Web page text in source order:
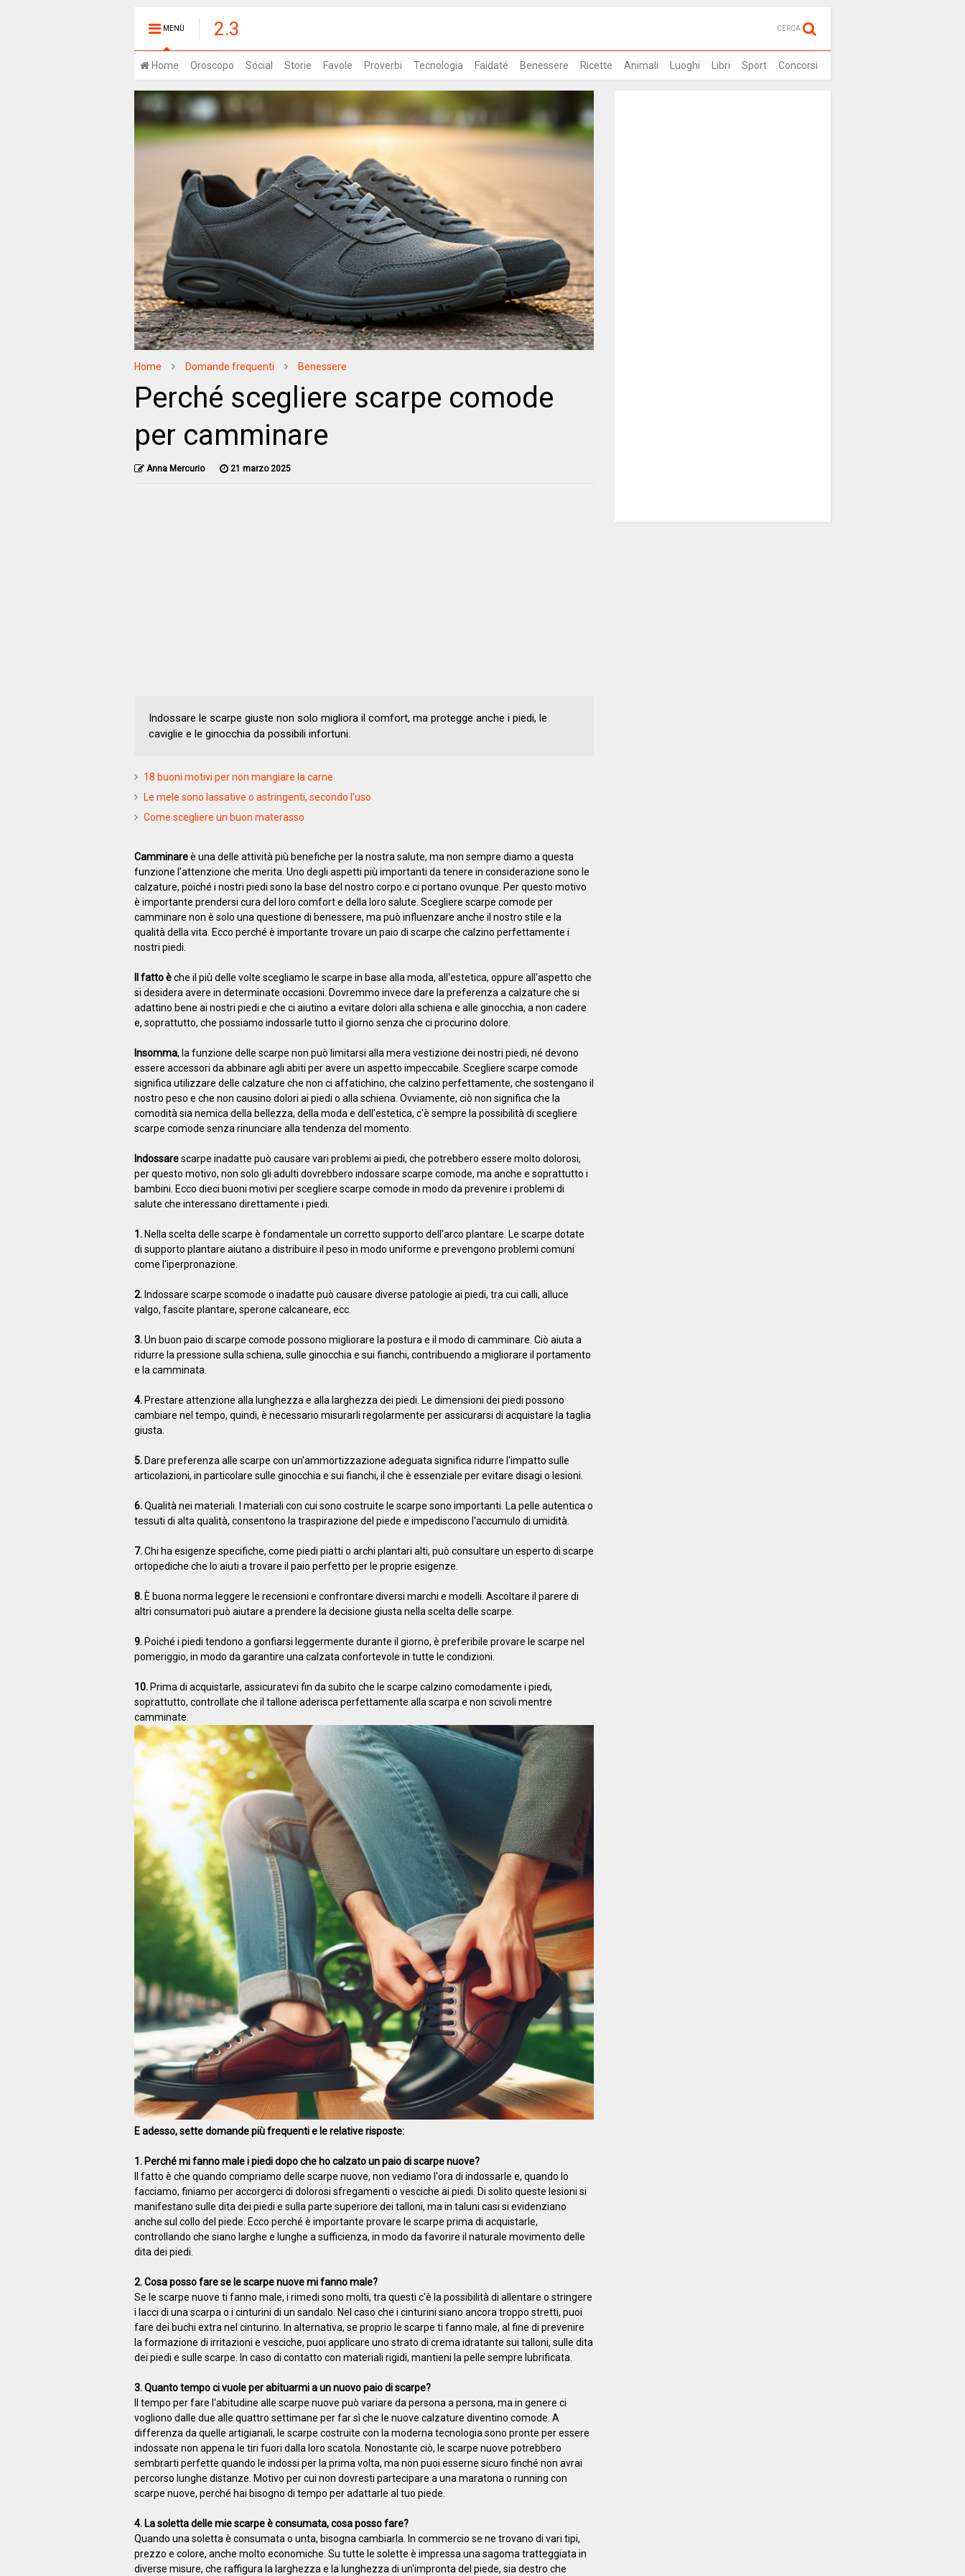
MENÙ 2.3 CERCA
Home Oroscopo Social Storie Favole Proverbi Tecnologia Faidaté Benessere Ricette Animali Luoghi Libri Sport Concorsi
Home Domande frequenti Benessere
Perché scegliere scarpe comode
per camminare
Anna Mercurio 21 marzo 2025
Indossare le scarpe giuste non solo migliora il comfort, ma protegge anche i piedi, le
caviglie e le ginocchia da possibili infortuni.
18 buoni motivi per non mangiare la carne
Le mele sono lassative o astringenti, secondo l'uso
Come scegliere un buon materasso
Camminareè una delle attività più benefiche per la nostra salute, ma non sempre diamo a questa
funzione l'attenzione che merita. Uno degli aspetti più importanti da tenere in considerazione sono le
calzature, poiché i nostri piedi sono la base del nostro corpo e ci portano ovunque. Per questo motivo
è importante prendersi cura del loro comfort e della loro salute. Scegliere scarpe comode per
camminare non è solo una questione di benessere, ma può influenzare anche il nostro stile e la
qualità della vita. Ecco perché è importante trovare un paio di scarpe che calzino perfettamente i
nostri piedi.
Il fatto èche il più delle volte scegliamo le scarpe in base alla moda, all'estetica, oppure all'aspetto che
si desidera avere in determinate occasioni. Dovremmo invece dare la preferenza a calzature che si
adattino bene ai nostri piedi e che ci aiutino a evitare dolori alla schiena e alle ginocchia, a non cadere
e, soprattutto, che possiamo indossarle tutto il giorno senza che ci procurino dolore.
Insomma, la funzione delle scarpe non può limitarsi alla mera vestizione dei nostri piedi, né devono
essere accessori da abbinare agli abiti per avere un aspetto impeccabile. Scegliere scarpe comode
significa utilizzare delle calzature che non ci affatichino, che calzino perfettamente, che sostengano il
nostro peso e che non causino dolori ai piedi o alla schiena. Ovviamente, ciò non significa che la
comodità sia nemica della bellezza, della moda e dell'estetica, c'è sempre la possibilità di scegliere
scarpe comode senza rinunciare alla tendenza del momento.
Indossarescarpe inadatte può causare vari problemi ai piedi, che potrebbero essere molto dolorosi,
per questo motivo, non solo gli adulti dovrebbero indossare scarpe comode, ma anche e soprattutto i
bambini. Ecco dieci buoni motivi per scegliere scarpe comode in modo da prevenire i problemi di
salute che interessano direttamente i piedi.
1.Nella scelta delle scarpe è fondamentale un corretto supporto dell'arco plantare. Le scarpe dotate
di supporto plantare aiutano a distribuire il peso in modo uniforme e prevengono problemi comuni
come l'iperpronazione.
2.Indossare scarpe scomode o inadatte può causare diverse patologie ai piedi, tra cui calli, alluce
valgo, fascite plantare, sperone calcaneare, ecc.
3.Un buon paio di scarpe comode possono migliorare la postura e il modo di camminare. Ciò aiuta a
ridurre la pressione sulla schiena, sulle ginocchia e sui fianchi, contribuendo a migliorare il portamento
e la camminata.
4.Prestare attenzione alla lunghezza e alla larghezza dei piedi. Le dimensioni dei piedi possono
cambiare nel tempo, quindi, è necessario misurarli regolarmente per assicurarsi di acquistare la taglia
giusta.
5.Dare preferenza alle scarpe con un'ammortizzazione adeguata significa ridurre l'impatto sulle
articolazioni, in particolare sulle ginocchia e sui fianchi, il che è essenziale per evitare disagi o lesioni.
6.Qualità nei materiali. I materiali con cui sono costruite le scarpe sono importanti. La pelle autentica o
tessuti di alta qualità, consentono la traspirazione del piede e impediscono l'accumulo di umidità.
7.Chi ha esigenze specifiche, come piedi piatti o archi plantari alti, può consultare un esperto di scarpe
ortopediche che lo aiuti a trovare il paio perfetto per le proprie esigenze.
8.È buona norma leggere le recensioni e confrontare diversi marchi e modelli. Ascoltare il parere di
altri consumatori può aiutare a prendere la decisione giusta nella scelta delle scarpe.
9.Poiché i piedi tendono a gonfiarsi leggermente durante il giorno, è preferibile provare le scarpe nel
pomeriggio, in modo da garantire una calzata confortevole in tutte le condizioni.
10.Prima di acquistarle, assicuratevi fin da subito che le scarpe calzino comodamente i piedi,
soprattutto, controllate che il tallone aderisca perfettamente alla scarpa e non scivoli mentre
camminate.
E adesso, sette domande più frequenti e le relative risposte:
1. Perché mi fanno male i piedi dopo che ho calzato un paio di scarpe nuove?
Il fatto è che quando compriamo delle scarpe nuove, non vediamo l'ora di indossarle e, quando lo
facciamo, finiamo per accorgerci di dolorosi sfregamenti o vesciche ai piedi. Di solito queste lesioni si
manifestano sulle dita dei piedi e sulla parte superiore dei talloni, ma in taluni casi si evidenziano
anche sul collo del piede. Ecco perché è importante provare le scarpe prima di acquistarle,
controllando che siano larghe e lunghe a sufficienza, in modo da favorire il naturale movimento delle
dita dei piedi.
2. Cosa posso fare se le scarpe nuove mi fanno male?
Se le scarpe nuove ti fanno male, i rimedi sono molti, tra questi c'è la possibilità di allentare o stringere
i lacci di una scarpa o i cinturini di un sandalo. Nel caso che i cinturini siano ancora troppo stretti, puoi
fare dei buchi extra nel cinturino. In alternativa, se proprio le scarpe ti fanno male, al fine di prevenire
la formazione di irritazioni e vesciche, puoi applicare uno strato di crema idratante sui talloni, sulle dita
dei piedi e sulle scarpe. In caso di contatto con materiali rigidi, mantieni la pelle sempre lubrificata.
3. Quanto tempo ci vuole per abituarmi a un nuovo paio di scarpe?
Il tempo per fare l'abitudine alle scarpe nuove può variare da persona a persona, ma in genere ci
vogliono dalle due alle quattro settimane per far sì che le nuove calzature diventino comode. A
differenza da quelle artigianali, le scarpe costruite con la moderna tecnologia sono pronte per essere
indossate non appena le tiri fuori dalla loro scatola. Nonostante ciò, le scarpe nuove potrebbero
sembrarti perfette quando le indossi per la prima volta, ma non puoi esserne sicuro finché non avrai
percorso lunghe distanze. Motivo per cui non dovresti partecipare a una maratona o running con
scarpe nuove, perché hai bisogno di tempo per adattarle al tuo piede.
4. La soletta delle mie scarpe è consumata, cosa posso fare?
Quando una soletta è consumata o unta, bisogna cambiarla. In commercio se ne trovano di vari tipi,
prezzo e colore, anche molto economiche. Su tutte le solette è impressa una sagoma tratteggiata in
diverse misure, che raffigura la larghezza e la lunghezza di un'impronta del piede, sia destro che